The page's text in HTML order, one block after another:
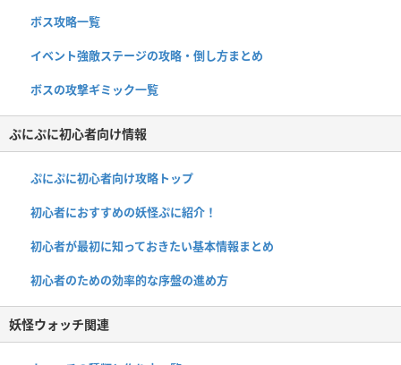
ボス攻略一覧
イベント強敵ステージの攻略・倒し方まとめ
ボスの攻撃ギミック一覧
ぷにぷに初心者向け情報
ぷにぷに初心者向け攻略トップ
初心者におすすめの妖怪ぷに紹介！
初心者が最初に知っておきたい基本情報まとめ
初心者のための効率的な序盤の進め方
妖怪ウォッチ関連